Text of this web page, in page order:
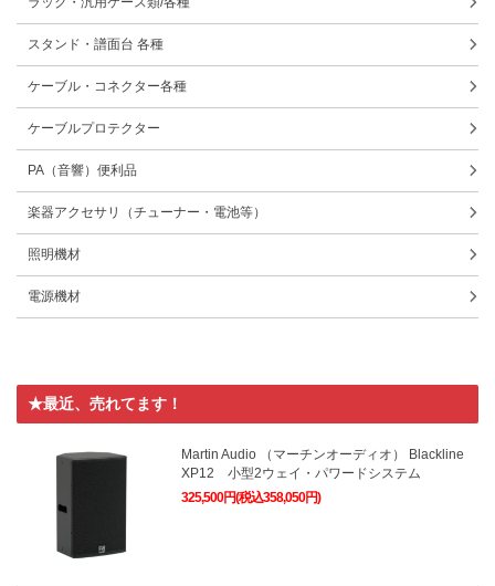
スタンド・譜面台 各種
ケーブル・コネクター各種
ケーブルプロテクター
PA（音響）便利品
楽器アクセサリ（チューナー・電池等）
照明機材
電源機材
★最近、売れてます！
Martin Audio （マーチンオーディオ） Blackline
XP12 小型2ウェイ・パワードシステム
325,500円(税込358,050円)